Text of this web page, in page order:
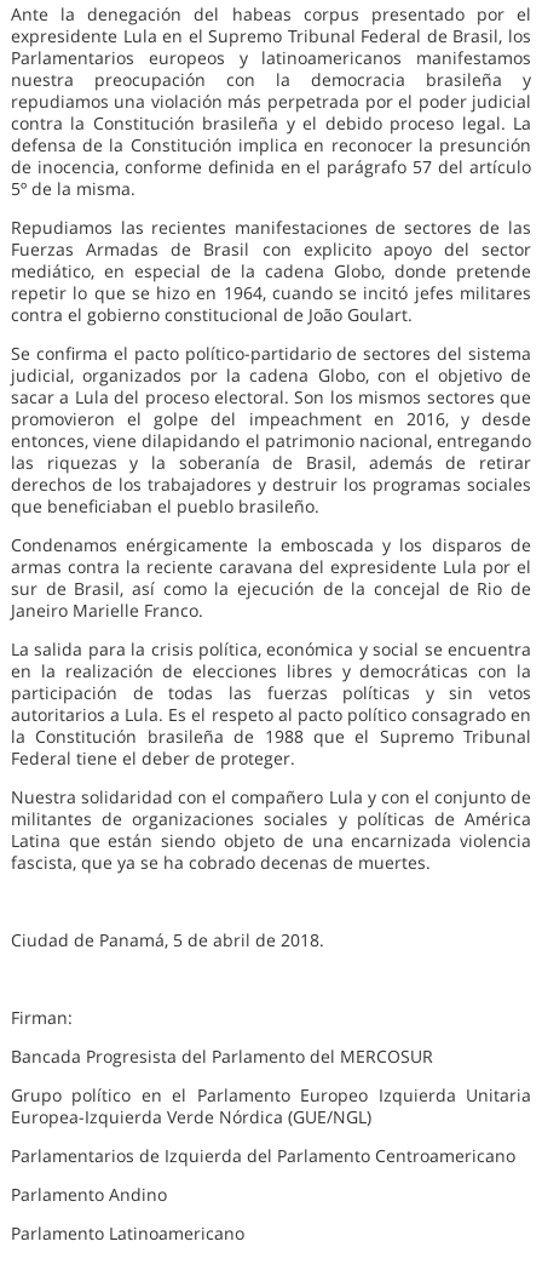
Ante la denegación del habeas corpus presentado por el
expresidente Lula en el Supremo Tribunal Federal de Brasil, los
Parlamentarios europeos y latinoamericanos manifestamos
nuestra preocupación con la democracia brasileña y
repudiamos una violación más perpetrada por el poder judicial
contra la Constitución brasileña y el debido proceso legal. La
defensa de la Constitución implica en reconocer la presunción
de inocencia, conforme definida en el parágrafo 57 del artículo
5º de la misma.
Repudiamos las recientes manifestaciones de sectores de las
Fuerzas Armadas de Brasil con explicito apoyo del sector
mediático, en especial de la cadena Globo, donde pretende
repetir lo que se hizo en 1964, cuando se incitó jefes militares
contra el gobierno constitucional de João Goulart.
Se confirma el pacto político-partidario de sectores del sistema
judicial, organizados por la cadena Globo, con el objetivo de
sacar a Lula del proceso electoral. Son los mismos sectores que
promovieron el golpe del impeachment en 2016, y desde
entonces, viene dilapidando el patrimonio nacional, entregando
las riquezas y la soberanía de Brasil, además de retirar
derechos de los trabajadores y destruir los programas sociales
que beneficiaban el pueblo brasileño.
Condenamos enérgicamente la emboscada y los disparos de
armas contra la reciente caravana del expresidente Lula por el
sur de Brasil, así como la ejecución de la concejal de Rio de
Janeiro Marielle Franco.
La salida para la crisis política, económica y social se encuentra
en la realización de elecciones libres y democráticas con la
participación de todas las fuerzas políticas y sin vetos
autoritarios a Lula. Es el respeto al pacto político consagrado en
la Constitución brasileña de 1988 que el Supremo Tribunal
Federal tiene el deber de proteger.
Nuestra solidaridad con el compañero Lula y con el conjunto de
militantes de organizaciones sociales y políticas de América
Latina que están siendo objeto de una encarnizada violencia
fascista, que ya se ha cobrado decenas de muertes.
Ciudad de Panamá, 5 de abril de 2018.
Firman:
Bancada Progresista del Parlamento del MERCOSUR
Grupo político en el Parlamento Europeo Izquierda Unitaria
Europea-Izquierda Verde Nórdica (GUE/NGL)
Parlamentarios de Izquierda del Parlamento Centroamericano
Parlamento Andino
Parlamento Latinoamericano